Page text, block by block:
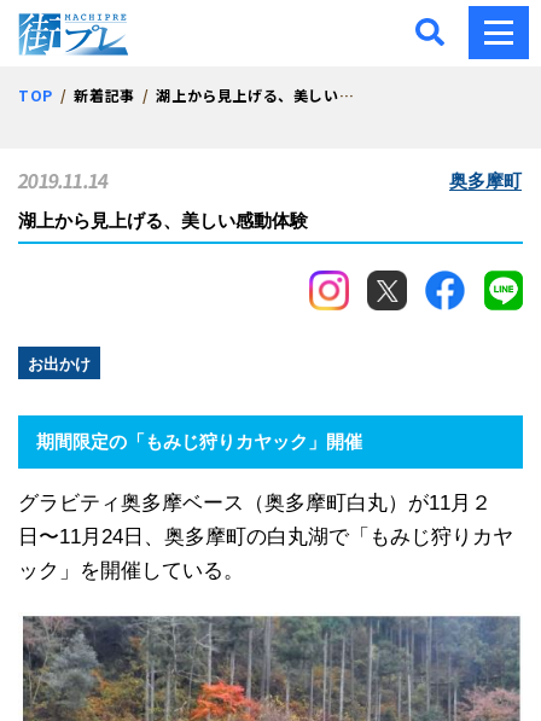
街プレ -東京・西多摩の
TOP 新着記事 湖上から見上げる、美しい感動体験
湖上から見上げる、美しい感動体験
お出かけ
2019.11.14 奥多摩町
期間限定の「もみじ狩りカヤック」開催
グラビティ奥多摩ベース（奥多摩町白丸）が11月２
日〜11月24日、奥多摩町の白丸湖で「もみじ狩りカヤ
ック」を開催している。